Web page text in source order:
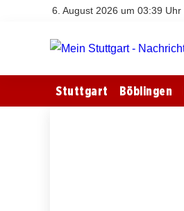
6. August 2026 um 03:39 Uhr
Stuttgart Böblingen